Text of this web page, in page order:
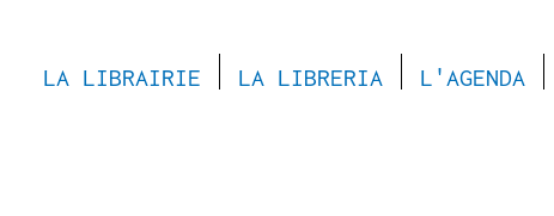
LA LIBRAIRIE LA LIBRERIA L'AGENDA